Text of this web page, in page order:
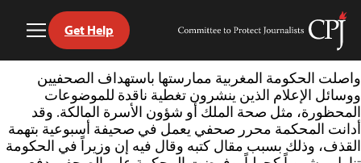
Skip
to
content
Committee
Protect
Journalists
Get Help
واصلت الحكومة المغربية ممارستها باستهداف الصحفيين
ووسائل الإعلام الذين ينشرون تغطية ناقدة للموضوعات
المحظورة، مثل صحة الملك أو شؤون الأسرة المالكة. وقد
أدانت المحكمة محرر صحفي يعمل في صحيفة أسبوعية بتهمة
القذف، وذلك بسبب مقال كتبه وقال فيه إن وزيراً في الحكومة